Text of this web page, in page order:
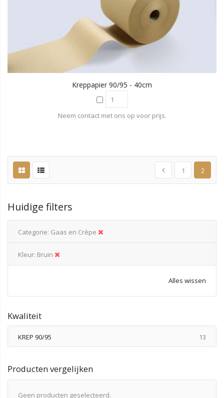
Kreppapier 90/95 - 40cm
Neem contact met ons op voor prijs.
1 2
Huidige filters
Categorie Gaas en Crèpe
Kleur Bruin
Alles wissen
Kwaliteit
KREP 90/95 13
Producten vergelijken
Geen producten geselecteerd.